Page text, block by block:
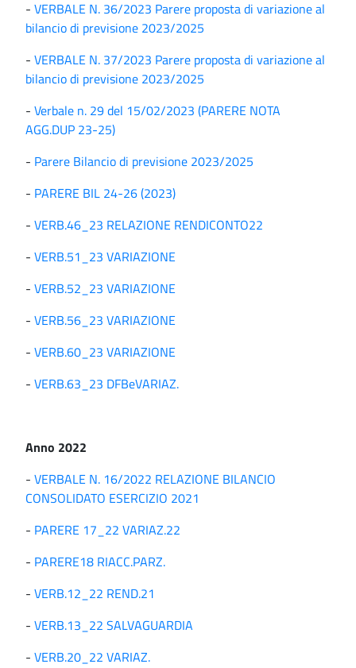
- VERBALE N. 36/2023 Parere proposta di variazione al
bilancio di previsione 2023/2025
- VERBALE N. 37/2023 Parere proposta di variazione al
bilancio di previsione 2023/2025
- Verbale n. 29 del 15/02/2023 (PARERE NOTA
AGG.DUP 23-25)
- Parere Bilancio di previsione 2023/2025
- PARERE BIL 24-26 (2023)
- VERB.46_23 RELAZIONE RENDICONTO22
- VERB.51_23 VARIAZIONE
- VERB.52_23 VARIAZIONE
- VERB.56_23 VARIAZIONE
- VERB.60_23 VARIAZIONE
- VERB.63_23 DFBeVARIAZ.
Anno 2022
- VERBALE N. 16/2022 RELAZIONE BILANCIO
CONSOLIDATO ESERCIZIO 2021
- PARERE 17_22 VARIAZ.22
- PARERE18 RIACC.PARZ.
- VERB.12_22 REND.21
- VERB.13_22 SALVAGUARDIA
- VERB.20_22 VARIAZ.